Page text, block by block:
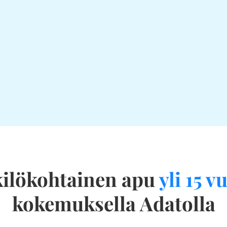
apuyli 15
kokemuksella Adatolla